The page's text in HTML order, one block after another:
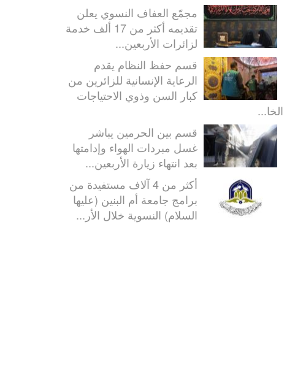
مجمّع العفاف النسوي يعلن
تقديمه أكثر من 17 ألف خدمة
لزائرات الأربعين...
قسم حفظ النظام يقدم
الرعاية الإنسانية للزائرين من
كبار السن وذوي الاحتياجات
الخا...
قسم بين الحرمين يباشر
غسل مبردات الهواء وإدامتها
بعد انتهاء زيارة الأربعين...
أكثر من 4 آلاف مستفيدة من
برامج جامعة أم البنين (عليها
السلام) النسوية خلال الأر...